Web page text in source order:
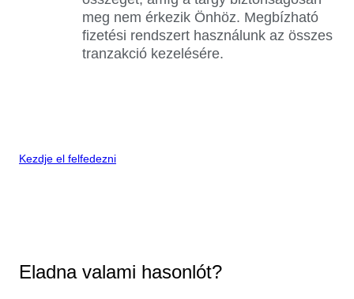
meg nem érkezik Önhöz. Megbízható
fizetési rendszert használunk az összes
tranzakció kezelésére.
Kezdje el felfedezni
Eladna valami hasonlót?